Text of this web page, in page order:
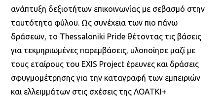
ανάπτυξη δεξιοτήτων επικοινωνίας με σεβασμό στην
ταυτότητα φύλου. Ως συνέχεια των πιο πάνω
δράσεων, το Thessaloniki Pride θέτοντας τις βάσεις
για τεκμηριωμένες παρεμβάσεις, υλοποίησε μαζί με
τους εταίρους του EXIS Project έρευνες και δράσεις
σφυγμομέτρησης για την καταγραφή των εμπειριών
και ελλειμμάτων στις σχέσεις της ΛΟΑΤΚΙ+